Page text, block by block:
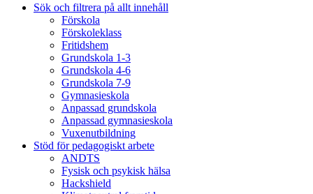
Sök och filtrera på allt innehåll
Förskola
Förskoleklass
Fritidshem
Grundskola 1-3
Grundskola 4-6
Grundskola 7-9
Gymnasieskola
Anpassad grundskola
Anpassad gymnasieskola
Vuxenutbildning
Stöd för pedagogiskt arbete
ANDTS
Fysisk och psykisk hälsa
Hackshield